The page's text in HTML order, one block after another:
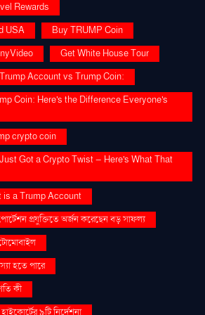
Rewards
USA
Buy TRUMP Coin
Get White House Tour
Trump Account vs Trump Coin:
Coin: Here's the Difference Everyone's
crypto coin
Got a Crypto Twist — Here's What That
is a Trump Account
প্রযুক্তিতে অর্জন করেছেন বড় সাফল্য
হতে পারে
কী